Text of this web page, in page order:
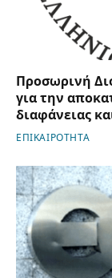
Προσωρινή
για την
διαφάνειας
ΕΠΙΚΑΙΡΟΤΗΤΑ